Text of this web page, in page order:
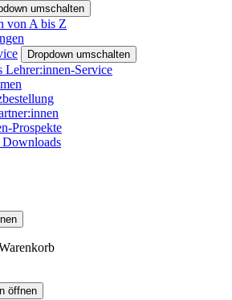
umschalten
von A bis Z
Dropdown umschalten
Lehrer:innen-Service
Prospekte
Downloads
öffnen